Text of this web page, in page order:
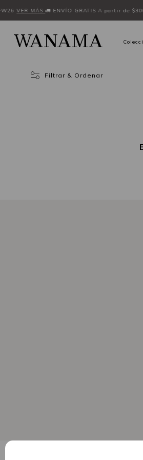
VER MÁS 🚛 ENVÍO GRATIS A partir de
Filtrar & Ordenar